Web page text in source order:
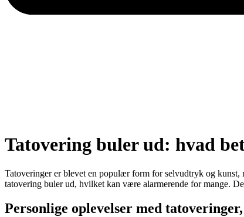
Tatovering buler ud: hvad
Tatoveringer er blevet en populær form for selvudtryk og kunst,
tatovering buler ud, hvilket kan være alarmerende for mange.
Personlige oplevelser med